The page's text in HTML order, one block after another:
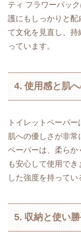
ティ フラワーパッ
護にもしっかりと配
て文化を見直し、
っています。
4. 使用感と肌
トイレットペーパ
肌への優しさが非
ペーパーは、柔らか
も安心して使用で
した強度を持ってい
5. 収納と使い